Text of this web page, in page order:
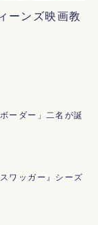
ーンズ映画教
ーダー」二名が誕
ワッガー』シーズ